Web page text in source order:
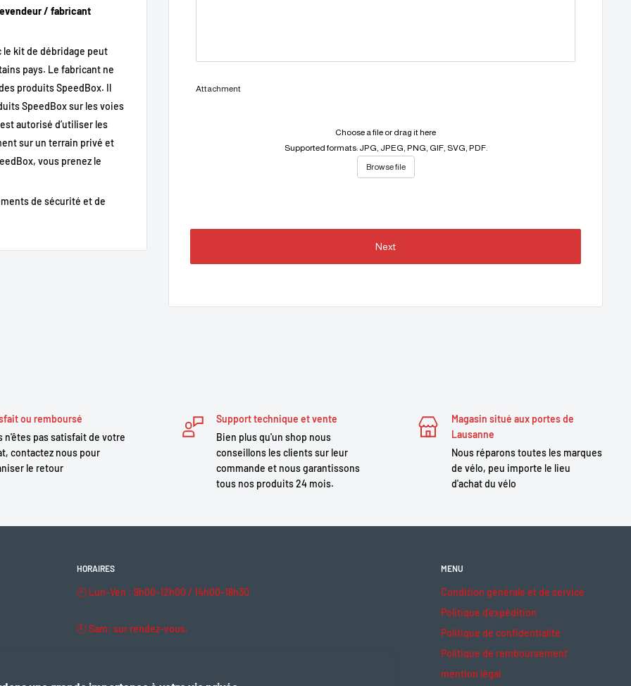
Attachment
Choose a file or drag it here
Supported formats: JPG, JPEG, PNG, GIF, SVG, PDF.
Browse file
Next
non conforme à la
/ fabricant
le kit de débridage peut
pays. Le fabricant ne
produits SpeedBox. Il
SpeedBox sur les voies
autorisé d’utiliser les
sur un terrain privé et
vous prenez le
de sécurité et de
ou remboursé
n'êtes pas satisfait de votre
contactez nous pour
le retour
Support technique et vente
Bien plus qu'un shop nous
conseillons les clients sur leur
commande et nous garantissons
tous nos produits 24 mois.
Magasin situé aux portes de
Lausanne
Nous réparons toutes les marques
de vélo, peu importe le lieu
d'achat du vélo
HORAIRES
🕘 Lun–Ven : 9h00–12h00 / 14h00–18h30
🕘 Sam: sur rendez-vous.
MENU
Condition générale et de service
Politique d'expédition
Politique de confidentialité
Politique de remboursement
mention légal